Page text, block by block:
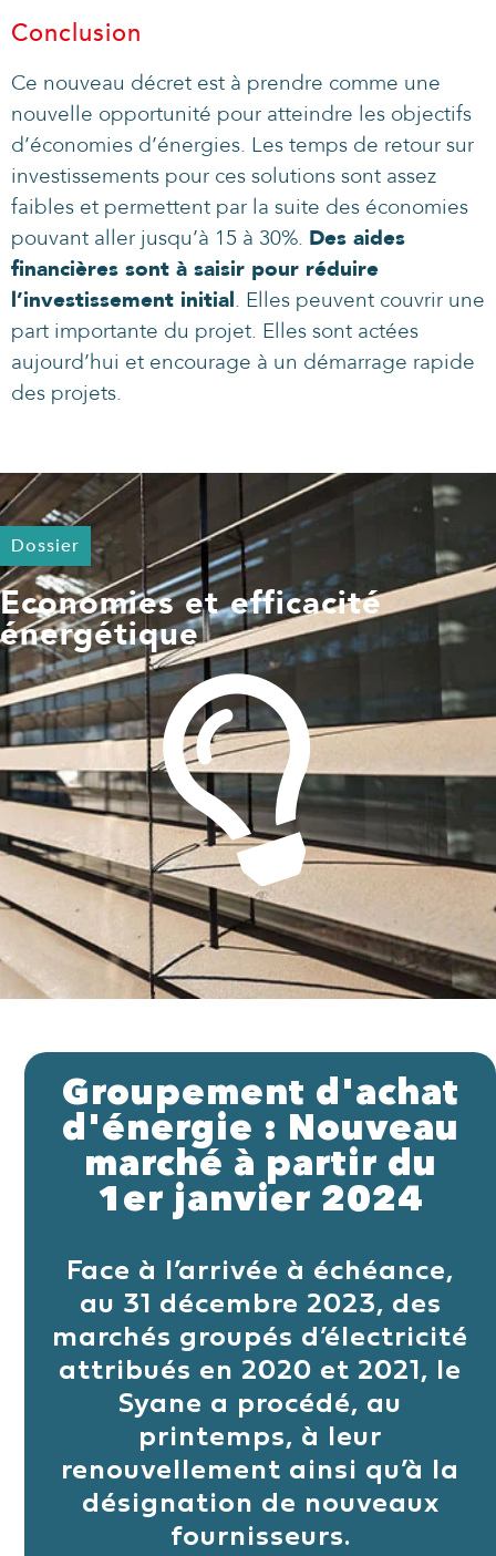
Conclusion
Ce nouveau décret est à prendre comme une
nouvelle opportunité pour atteindre les objectifs
d’économies d’énergies. Les temps de retour sur
investissements pour ces solutions sont assez
faibles et permettent par la suite des économies
pouvant aller jusqu’à 15 à 30%. Des aides
financières sont à saisir pour réduire
l’investissement initial. Elles peuvent couvrir une
part importante du projet. Elles sont actées
aujourd’hui et encourage à un démarrage rapide
des projets.
Dossier
Economies et efficacité
énergétique
Groupement d'achat
d'énergie : Nouveau
marché à partir du
1er janvier 2024
Face à l’arrivée à échéance,
au 31 décembre 2023, des
marchés groupés d’électricité
attribués en 2020 et 2021, le
Syane a procédé, au
printemps, à leur
renouvellement ainsi qu’à la
désignation de nouveaux
fournisseurs.